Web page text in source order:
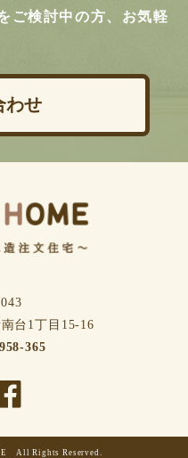
ご検討中の方、お気軽
わせ
台1丁⽬15-16
365
All Rights Reserved.